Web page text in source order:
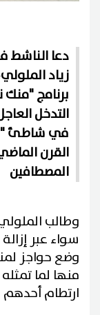
دعا
زياد
برنامج
التدخل
في شاطئ
القرن
المصطافين
وطالب
سواء عبر
وضع حواجز
منها لما
ارتطام